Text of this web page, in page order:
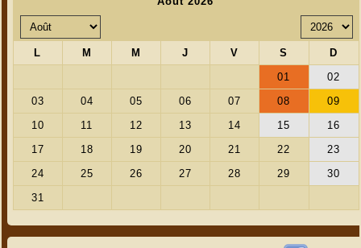
Inval - Magnifique linteau décoré (avec